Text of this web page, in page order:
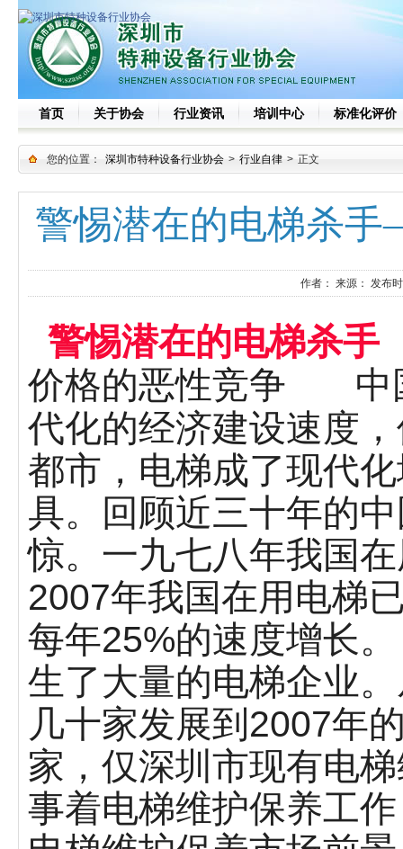
首页 关于协会 行业资讯 培训中心 标准化评价
您的位置： 深圳市特种设备行业协会 > 行业自律 > 正文
警惕潜在的电梯杀
作者： 来源： 发布
警惕潜在的电梯杀手
价格的恶性竞争 中国
代化的经济建设速度
都市，电梯成了现代
具。回顾近三十年的
惊。一九七八年我国
2007年我国在用电梯
每年25%的速度增长
生了大量的电梯企业
几十家发展到2007年
家，仅深圳市现有电
事着电梯维护保养工